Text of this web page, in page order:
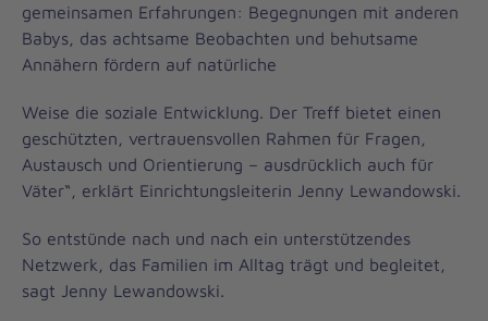
gemeinsamen Erfahrungen: Begegnungen mit anderen
Babys, das achtsame Beobachten und behutsame
Annähern fördern auf natürliche
Weise die soziale Entwicklung. Der Treff bietet einen
geschützten, vertrauensvollen Rahmen für Fragen,
Austausch und Orientierung – ausdrücklich auch für
Väter“, erklärt Einrichtungsleiterin Jenny Lewandowski.
So entstünde nach und nach ein unterstützendes
Netzwerk, das Familien im Alltag trägt und begleitet,
sagt Jenny Lewandowski.